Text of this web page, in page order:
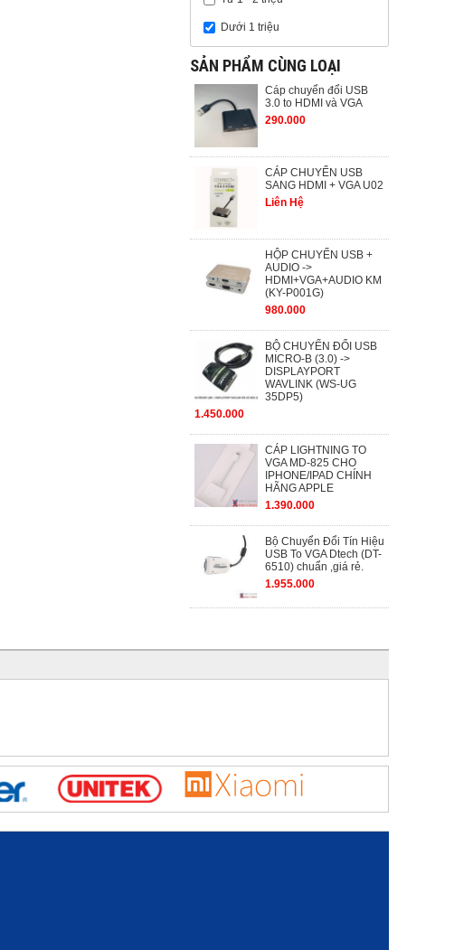
Dưới 1 triệu
SẢN PHẨM CÙNG LOẠI
Cáp chuyển đổi USB
3.0 to HDMI và VGA
290.000
CÁP CHUYỂN USB
SANG HDMI + VGA U02
Liên Hệ
HỘP CHUYỂN USB +
AUDIO ->
HDMI+VGA+AUDIO KM
(KY-P001G)
980.000
BỘ CHUYỂN ĐỔI USB
MICRO-B (3.0) ->
DISPLAYPORT
WAVLINK (WS-UG
35DP5)
1.450.000
CÁP LIGHTNING TO
VGA MD-825 CHO
IPHONE/IPAD CHÍNH
HÃNG APPLE
1.390.000
Bộ Chuyển Đổi Tín Hiệu
USB To VGA Dtech (DT-
6510) chuẩn ,giá rẻ.
1.955.000